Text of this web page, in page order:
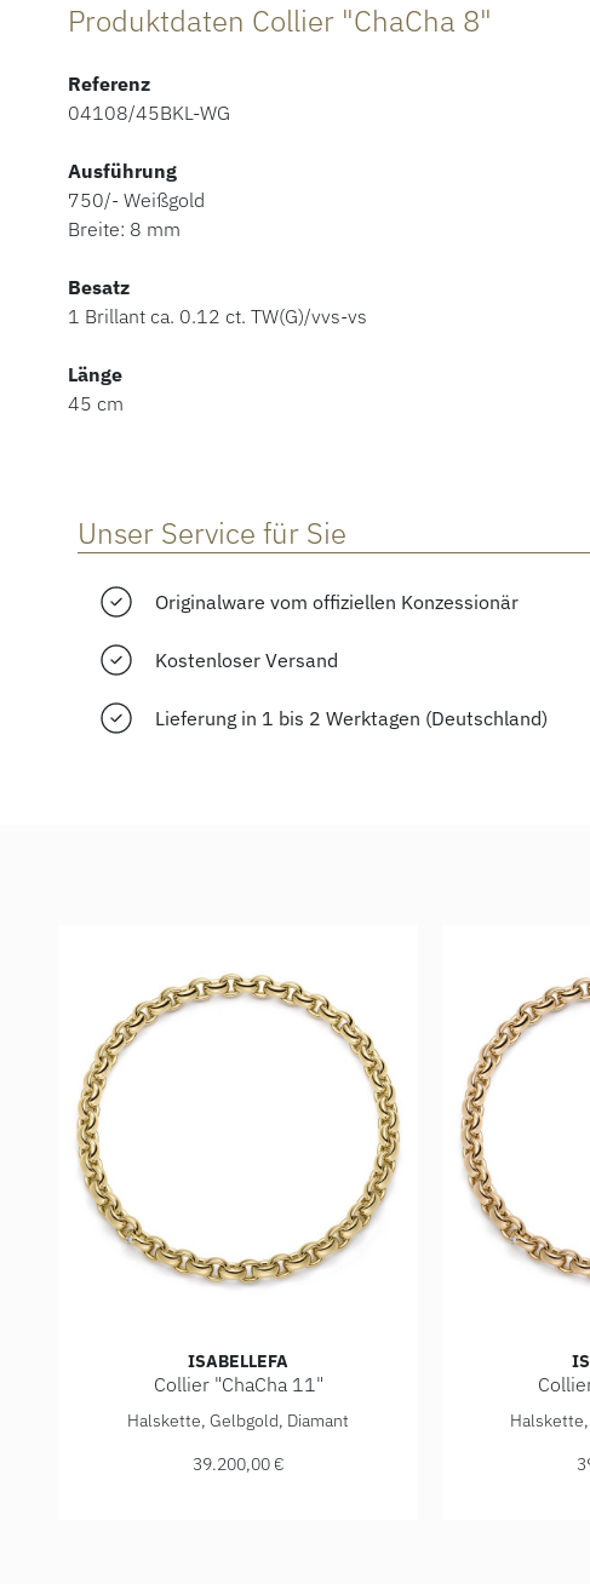
Produktdaten Collier "ChaCha 8"
Referenz
04108/45BKL-WG
Ausführung
750/- Weißgold
Breite: 8 mm
Besatz
1 Brillant ca. 0.12 ct. TW(G)/vvs-vs
Länge
45 cm
Unser Service für Sie
Originalware vom offiziellen Konzessionär
Kostenloser Versand
Lieferung in 1 bis 2 Werktagen (Deutschland)
ISABELLEFA
Collier "ChaCha 11"
IsabelleFa Collier "ChaCha 11", Ref: 04111/45BKL-GG,
Halskette, Gelbgold, Diamant
39.200,00 €
IsabelleFa